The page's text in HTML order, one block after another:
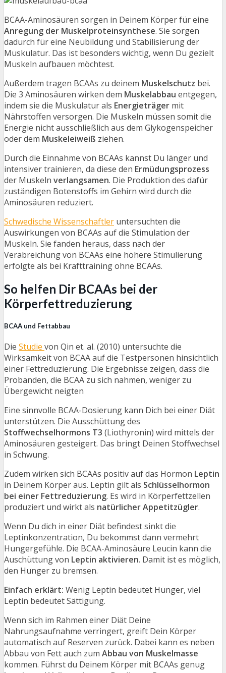
BCAA-Aminosäuren sorgen in Deinem Körper für eine
Anregung der Muskelproteinsynthese. Sie sorgen
dadurch für eine Neubildung und Stabilisierung der
Muskulatur. Das ist besonders wichtig, wenn Du gezielt
Muskeln aufbauen möchtest.
Außerdem tragen BCAAs zu deinem Muskelschutz bei.
Die 3 Aminosäuren wirken dem Muskelabbau entgegen,
indem sie die Muskulatur als Energieträger mit
Nährstoffen versorgen. Die Muskeln müssen somit die
Energie nicht ausschließlich aus dem Glykogenspeicher
oder dem Muskeleiweiß ziehen.
Durch die Einnahme von BCAAs kannst Du länger und
intensiver trainieren, da diese den Ermüdungsprozess
der Muskeln verlangsamen. Die Produktion des dafür
zuständigen Botenstoffs im Gehirn wird durch die
Aminosäuren reduziert.
Schwedische Wissenschaftler untersuchten die
Auswirkungen von BCAAs auf die Stimulation der
Muskeln. Sie fanden heraus, dass nach der
Verabreichung von BCAAs eine höhere Stimulierung
erfolgte als bei Krafttraining ohne BCAAs.
So helfen Dir BCAAs bei der
Körperfettreduzierung
BCAA und Fettabbau
Die Studie von Qin et. al. (2010) untersuchte die
Wirksamkeit von BCAA auf die Testpersonen hinsichtlich
einer Fettreduzierung. Die Ergebnisse zeigen, dass die
Probanden, die BCAA zu sich nahmen, weniger zu
Übergewicht neigten
Eine sinnvolle BCAA-Dosierung kann Dich bei einer Diät
unterstützen. Die Ausschüttung des
Stoffwechselhormons T3 (Liothyronin) wird mittels der
Aminosäuren gesteigert. Das bringt Deinen Stoffwechsel
in Schwung.
Zudem wirken sich BCAAs positiv auf das Hormon Leptin
in Deinem Körper aus. Leptin gilt als Schlüsselhormon
bei einer Fettreduzierung. Es wird in Körperfettzellen
produziert und wirkt als natürlicher Appetitzügler.
Wenn Du dich in einer Diät befindest sinkt die
Leptinkonzentration, Du bekommst dann vermehrt
Hungergefühle. Die BCAA-Aminosäure Leucin kann die
Auschüttung von Leptin aktivieren. Damit ist es möglich,
den Hunger zu bremsen.
Einfach erklärt: Wenig Leptin bedeutet Hunger, viel
Leptin bedeutet Sättigung.
Wenn sich im Rahmen einer Diät Deine
Nahrungsaufnahme verringert, greift Dein Körper
automatisch auf Reserven zurück. Dabei kann es neben
Abbau von Fett auch zum Abbau von Muskelmasse
kommen. Führst du Deinem Körper mit BCAAs genug